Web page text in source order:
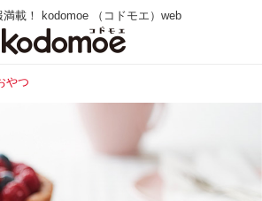
満載！ kodomoe （コドモエ）web
やつ